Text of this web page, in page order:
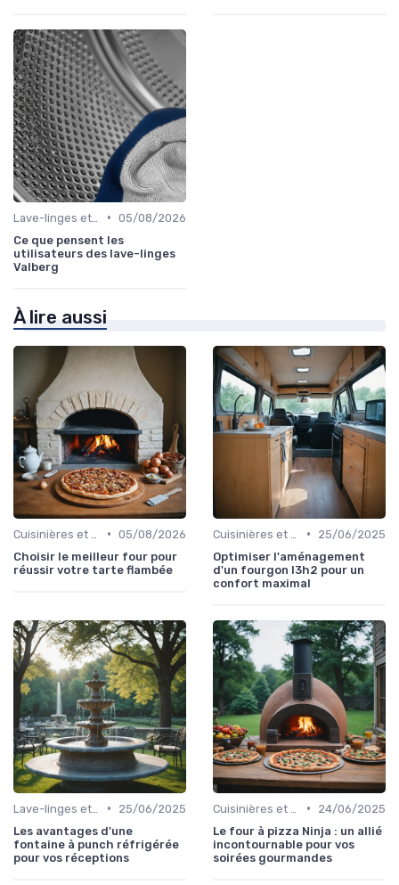
• 05/08/2026
Ce que pensent les
utilisateurs des lave-linges
Valberg
À lire aussi
• 05/08/2026
Choisir le meilleur four pour
réussir votre tarte flambée
•
25/06/2025
Optimiser l'aménagement
d'un fourgon l3h2 pour un
confort maximal
•
25/06/2025
Les avantages d'une
fontaine à punch réfrigérée
pour vos réceptions
•
24/06/2025
Le four à pizza Ninja : un allié
incontournable pour vos
soirées gourmandes